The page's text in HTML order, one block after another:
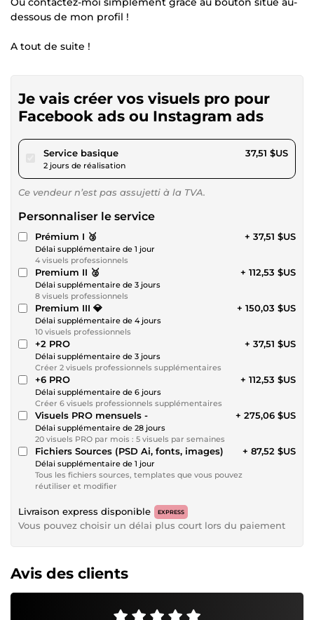
dessous de mon profil !
A tout de suite !
Je vais créer vos visuels pro pour
Facebook ads ou Instagram ads
Service basiquepour 34,57 $US
2 jours de réalisation
37,51 $US
Ce vendeur n’est pas assujetti à la TVA.
Personnaliser le service
Prémium I 🥉
Délai supplémentaire de 1 jour
4 visuels professionnels
+ 37,51 $US
Premium II 🥈
Délai supplémentaire de 3 jours
8 visuels professionnels
+ 112,53 $US
Premium III 💎
Délai supplémentaire de 4 jours
10 visuels professionnels
+ 150,03 $US
+2 PRO
Délai supplémentaire de 3 jours
Créer 2 visuels professionnels supplémentaires
+ 37,51 $US
+6 PRO
Délai supplémentaire de 6 jours
Créer 6 visuels professionnels supplémentaires
+ 112,53 $US
Visuels PRO mensuels -
Délai supplémentaire de 28 jours
20 visuels PRO par mois : 5 visuels par semaines
+ 275,06 $US
Fichiers Sources (PSD Ai, fonts, images)
Délai supplémentaire de 1 jour
Tous les fichiers sources, templates que vous pouvez
réutiliser et modifier
+ 87,52 $US
Livraison express disponible EXPRESS
Vous pouvez choisir un délai plus court lors du paiement
Avis des clients